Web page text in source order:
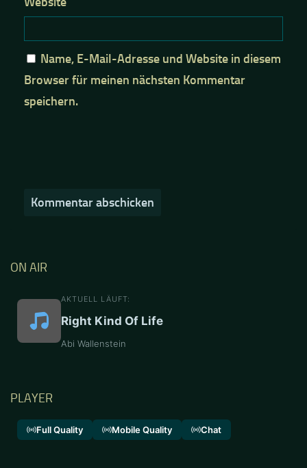
Name, E-Mail-Adresse und Website in diesem
Browser für meinen nächsten Kommentar
speichern.
ON AIR
AKTUELL LÄUFT:
Right Kind Of Life
Abi Wallenstein
PLAYER
Full Quality Mobile Quality Chat